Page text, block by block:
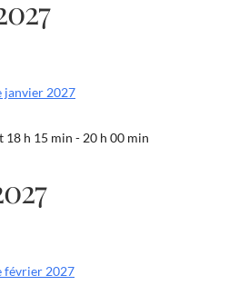
janvier 2027
18 h 15 min - 20 h 00 min
février 2027